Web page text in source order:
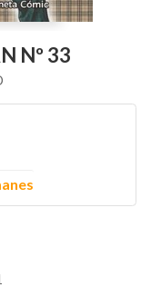
Nº 33